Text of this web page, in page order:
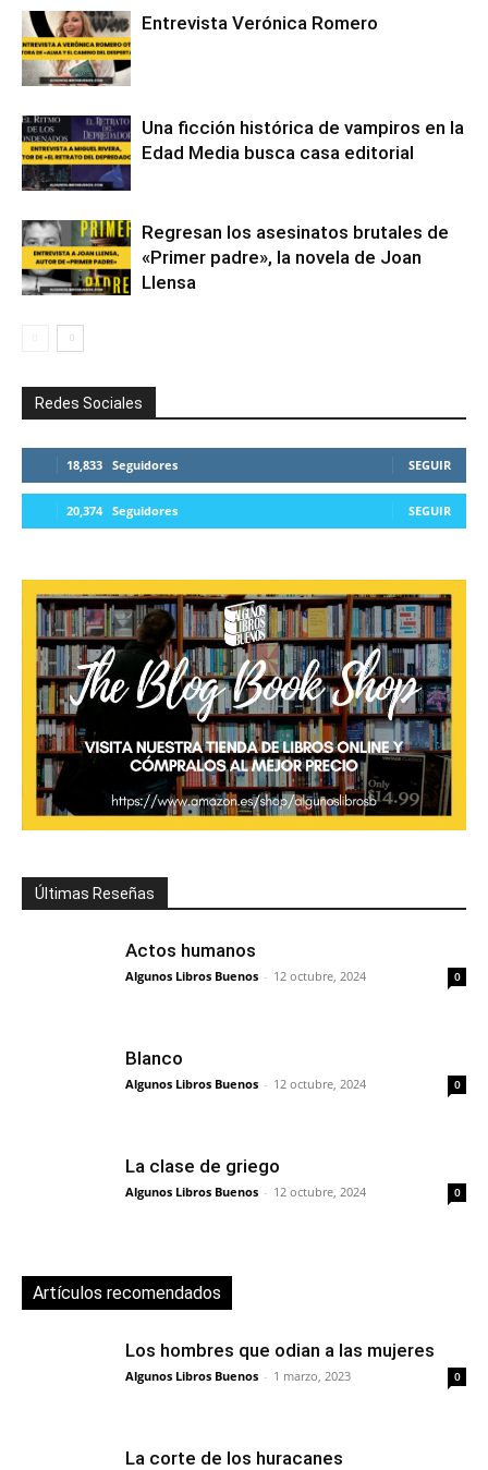
Entrevista Verónica Romero
Una ficción histórica de vampiros en la
Edad Media busca casa editorial
Regresan los asesinatos brutales de
«Primer padre», la novela de Joan
Llensa
Redes Sociales
18,833 Seguidores SEGUIR
20,374 Seguidores SEGUIR
Últimas Reseñas
Actos humanos
Algunos Libros Buenos - 12 octubre, 2024 0
Blanco
Algunos Libros Buenos - 12 octubre, 2024 0
La clase de griego
Algunos Libros Buenos - 12 octubre, 2024 0
Artículos recomendados
Los hombres que odian a las mujeres
Algunos Libros Buenos - 1 marzo, 2023 0
La corte de los huracanes